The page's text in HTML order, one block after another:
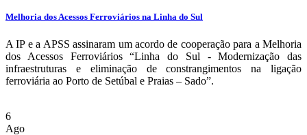
Melhoria dos Acessos Ferroviários na Linha do Sul
A IP e a APSS assinaram um acordo de cooperação para a Melhoria
dos Acessos Ferroviários “Linha do Sul - Modernização das
infraestruturas e eliminação de constrangimentos na ligação
ferroviária ao Porto de Setúbal e Praias – Sado”.
6
Ago